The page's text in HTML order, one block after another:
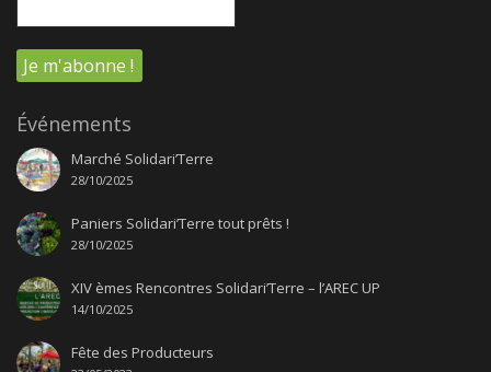
Événements
Marché Solidari’Terre
28/10/2025
Paniers Solidari’Terre tout prêts !
28/10/2025
XIV èmes Rencontres Solidari’Terre – l’AREC UP
14/10/2025
Fête des Producteurs